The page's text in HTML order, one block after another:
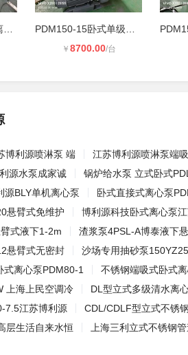
￥ 8700.00/台
博利源喷淋泵 端 江苏博利源喷淋泵端
源水泵成家诚
锅炉给水泵 立式卧式
源BLY单机离心泵
卧式直接式离心泵
悬臂式免维护
博利源科技卧式离心泵
式液下1-2m
渣浆泵4PSL-A博泰液下
悬臂式无密封
沙场专用抽砂泵
式离心泵PDM80-1
不锈钢端吸式卧式
上海上民空调冷
DL型立式多级清水离
7.5江苏博利源
CDL/CDLF型立式不锈
层生活自来水恒
上海三利立式不锈钢